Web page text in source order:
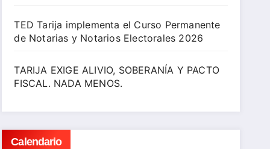
TED Tarija implementa el Curso Permanente
de Notarias y Notarios Electorales 2026
TARIJA EXIGE ALIVIO, SOBERANÍA Y PACTO
FISCAL. NADA MENOS.
Calendario